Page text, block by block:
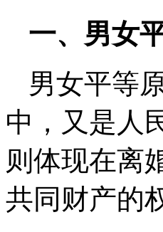
一、男女
男女平等
中，又是人
则体现在离
共同财产的